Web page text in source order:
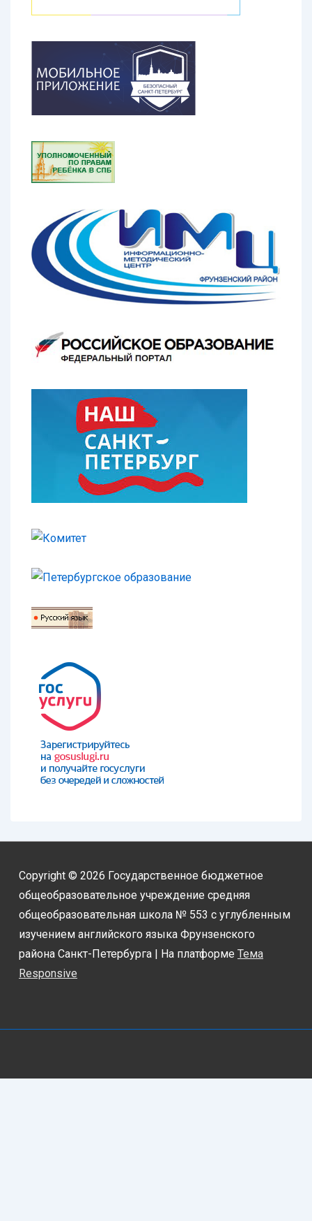
Copyright © 2026 Государственное бюджетное
общеобразовательное учреждение средняя
общеобразовательная школа № 553 с углубленным
изучением английского языка Фрунзенского
района Санкт-Петербурга | На платформе Тема
Responsive